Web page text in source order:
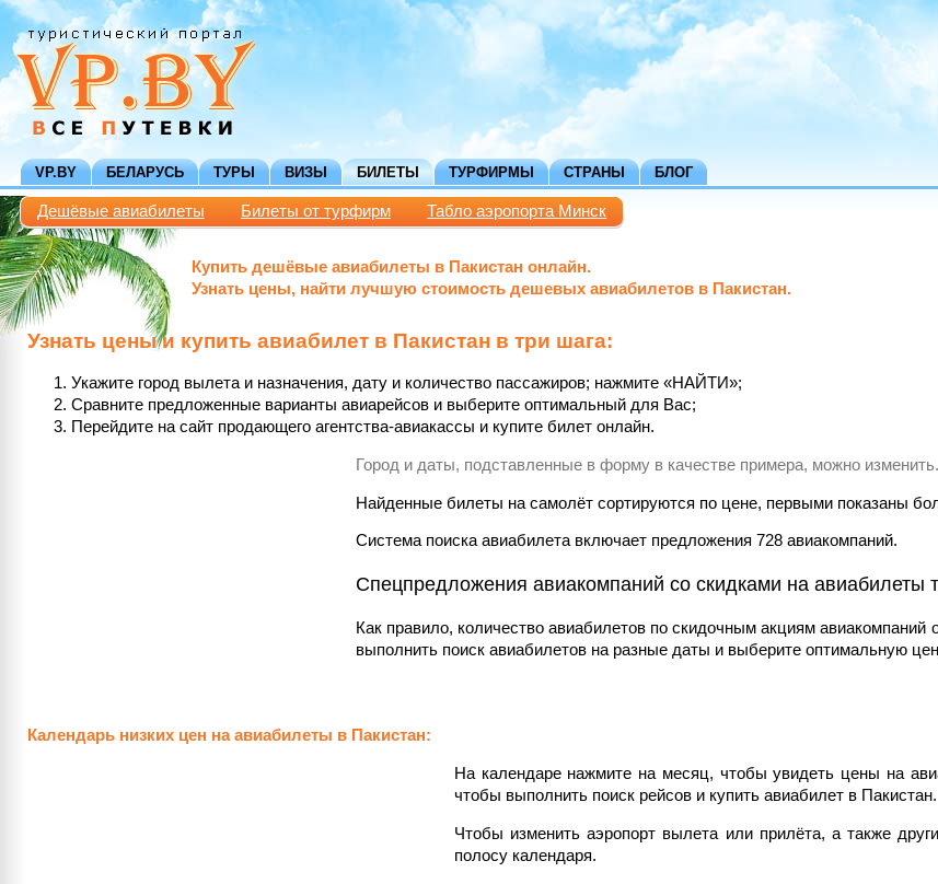
VP.BY БЕЛАРУСЬ ТУРЫ ВИЗЫ БИЛЕТЫ ТУРФИРМЫ СТРАНЫ БЛОГ
Дешёвые авиабилеты Билеты от турфирм Табло аэропорта Минск
Купить дешёвые авиабилеты в Пакистан онлайн.
Узнать цены, найти лучшую стоимость дешевых авиабилетов в Пакистан.
Узнать цены и купить авиабилет в Пакистан в три шага:
Укажите город вылета и назначения, дату и количество пассажиров; нажмите «НАЙТИ»;
Сравните предложенные варианты авиарейсов и выберите оптимальный для Вас;
Перейдите на сайт продающего агентства-авиакассы и купите билет онлайн.
Город и даты, подставленные в форму в качестве примера, можно изменить.
Найденные билеты на самолёт сортируются по цене, первыми показаны
Система поиска авиабилета включает предложения 728 авиакомпаний.
Спецпредложения авиакомпаний со скидками на авиабилеты
Как правило, количество авиабилетов по скидочным акциям
выполнить поиск авиабилетов на разные даты и выберите оптимальную
Календарь низких цен на авиабилеты в Пакистан:
На календаре нажмите на месяц, чтобы увидеть цены на
чтобы выполнить поиск рейсов и купить авиабилет в Пакистан.
Чтобы изменить аэропорт вылета или прилёта, а также
полосу календаря.